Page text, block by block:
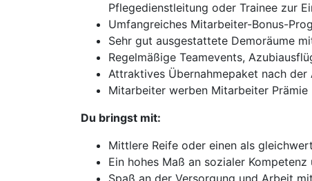
Pflegedienstleitung oder Trainee zur
Umfangreiches Mitarbeiter-Bonus-
Sehr gut ausgestattete Demoräume
Regelmäßige Teamevents,
Attraktives Übernahmepaket nach der
Mitarbeiter werben Mitarbeiter Prämie
Du bringst mit:
Mittlere Reife oder einen als
Ein hohes Maß an sozialer
Spaß an der Versorgung und Arbeit